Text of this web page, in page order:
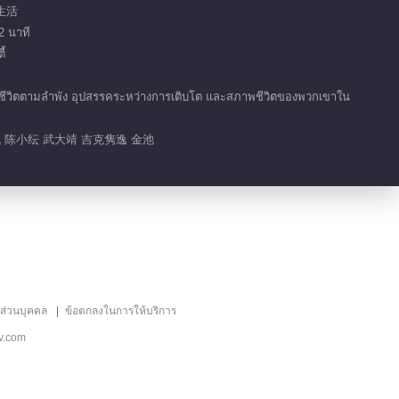
活
นาที
ตามลำพัง อุปสรรคระหว่างการเติบโต และสภาพชีวิตของพวกเขาใน
小纭 武大靖 吉克隽逸 金池
วนบุคคล ข้อตกลงในการให้บริการ